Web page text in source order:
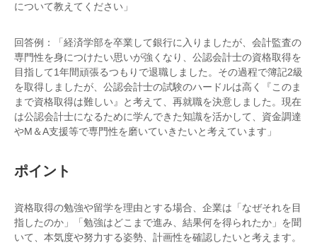
について教えてください」
回答例：「経済学部を卒業して銀行に入りましたが、会計監査の
専門性を身につけたい思いが強くなり、公認会計士の資格取得を
目指して1年間頑張るつもりで退職しました。その過程で簿記2級
を取得しましたが、公認会計士の試験のハードルは高く『このま
まで資格取得は難しい』と考えて、再就職を決意しました。現在
は公認会計士になるために学んできた知識を活かして、資金調達
やM＆A支援等で専門性を磨いていきたいと考えています」
ポイント
資格取得の勉強や留学を理由とする場合、企業は「なぜそれを目
指したのか」「勉強はどこまで進み、結果何を得られたか」を聞
いて、本気度や努力する姿勢、計画性を確認したいと考えます。